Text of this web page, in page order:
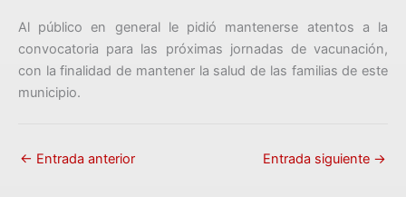
Al público en general le pidió mantenerse atentos a la
convocatoria para las próximas jornadas de vacunación,
con la finalidad de mantener la salud de las familias de este
municipio.
← Entrada anterior Entrada siguiente →